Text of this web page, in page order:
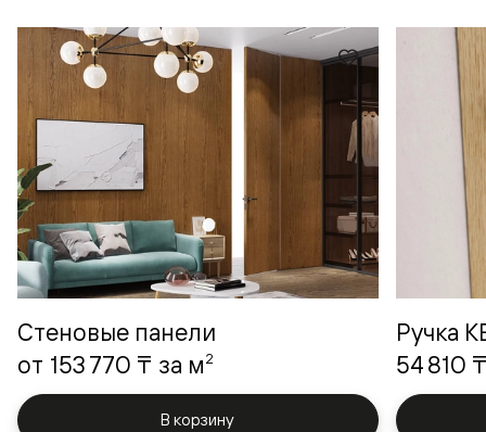
Стеновые панели
от 153 770 ₸ за м2
В корзину
Ручка
54 810 ₸